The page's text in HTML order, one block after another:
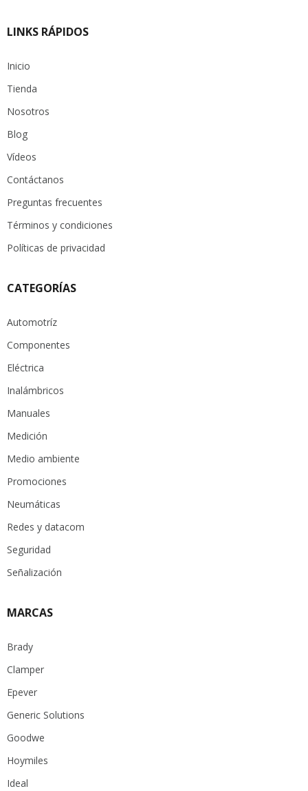
LINKS RÁPIDOS
Inicio
Tienda
Nosotros
Blog
Vídeos
Contáctanos
Preguntas frecuentes
Términos y condiciones
Políticas de privacidad
CATEGORÍAS
Automotríz
Componentes
Eléctrica
Inalámbricos
Manuales
Medición
Medio ambiente
Promociones
Neumáticas
Redes y datacom
Seguridad
Señalización
MARCAS
Brady
Clamper
Epever
Generic Solutions
Goodwe
Hoymiles
Ideal